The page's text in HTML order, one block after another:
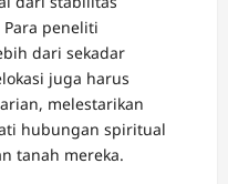
peneliti
dari sekadar
juga harus
melestarikan
hubungan spiritual
tanah mereka.